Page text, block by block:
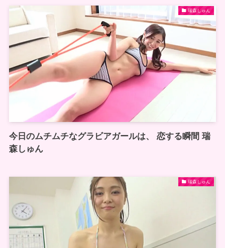
瑞森しゅん
今日のムチムチなグラビアガールは、 恋する瞬間 瑞
森しゅん
瑞森しゅん